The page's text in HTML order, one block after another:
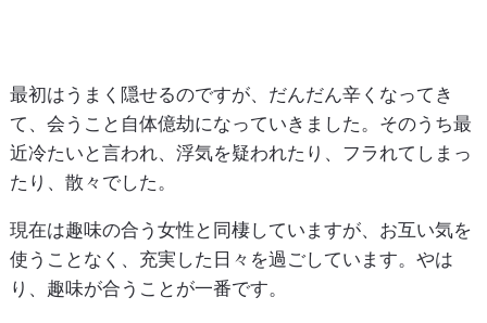
最初はうまく隠せるのですが、だんだん辛くなってき
て、会うこと自体億劫になっていきました。そのうち最
近冷たいと言われ、浮気を疑われたり、フラれてしまっ
たり、散々でした。
現在は趣味の合う女性と同棲していますが、お互い気を
使うことなく、充実した日々を過ごしています。やは
り、趣味が合うことが一番です。